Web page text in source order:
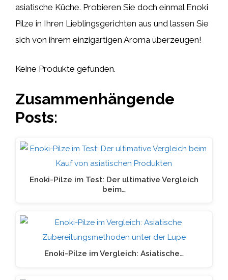
asiatische Küche. Probieren Sie doch einmal Enoki
Pilze in Ihren Lieblingsgerichten aus und lassen Sie
sich von ihrem einzigartigen Aroma überzeugen!
Keine Produkte gefunden.
Zusammenhängende
Posts:
Enoki-Pilze im Test: Der ultimative Vergleich
beim…
Enoki-Pilze im Vergleich: Asiatische…